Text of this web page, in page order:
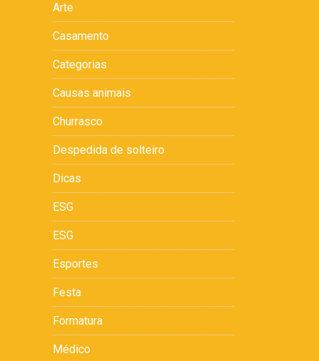
Arte
Casamento
Categorias
Causas animais
Churrasco
Despedida de solteiro
Dicas
ESG
ESG
Esportes
Festa
Formatura
Médico